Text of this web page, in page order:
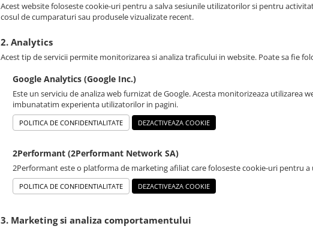
Acest website foloseste cookie-uri pentru a salva sesiunile utilizatorilor si pentru
cosul de cumparaturi sau produsele vizualizate recent.
2. Analytics
Acest tip de servicii permite monitorizarea si analiza traficului in website. Poate sa fie
Google Analytics (Google Inc.)
Este un serviciu de analiza web furnizat de Google. Acesta monitorizeaza utilizarea
imbunatatim experienta utilizatorilor in pagini.
POLITICA DE CONFIDENTIALITATE DEZACTIVEAZA COOKIE
2Performant (2Performant Network SA)
2Performant este o platforma de marketing afiliat care foloseste cookie-uri pentru
POLITICA DE CONFIDENTIALITATE DEZACTIVEAZA COOKIE
3. Marketing si analiza comportamentului